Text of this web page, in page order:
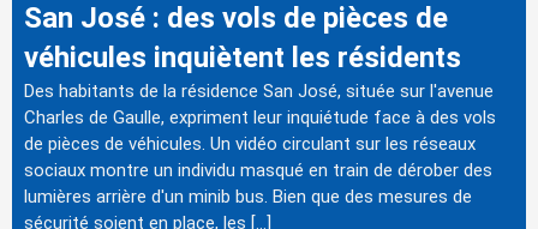
San José : des vols de pièces de
véhicules inquiètent les résidents
Des habitants de la résidence San José, située sur l'avenue
Charles de Gaulle, expriment leur inquiétude face à des vols
de pièces de véhicules. Un vidéo circulant sur les réseaux
sociaux montre un individu masqué en train de dérober des
lumières arrière d'un minib bus. Bien que des mesures de
sécurité soient en place, les […]